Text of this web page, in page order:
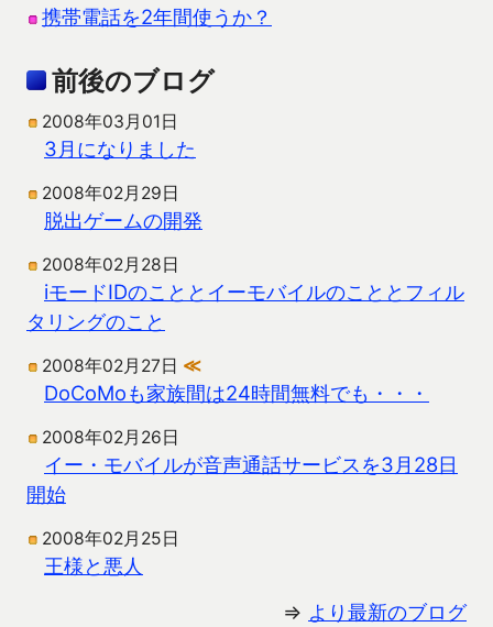
携帯電話を2年間使うか？
前後のブログ
2008年03月01日
3月になりました
2008年02月29日
脱出ゲームの開発
2008年02月28日
iモードIDのこととイーモバイルのこととフィル
タリングのこと
2008年02月27日 ≪
DoCoMoも家族間は24時間無料でも・・・
2008年02月26日
イー・モバイルが音声通話サービスを3月28日
開始
2008年02月25日
王様と悪人
⇒ より最新のブログ